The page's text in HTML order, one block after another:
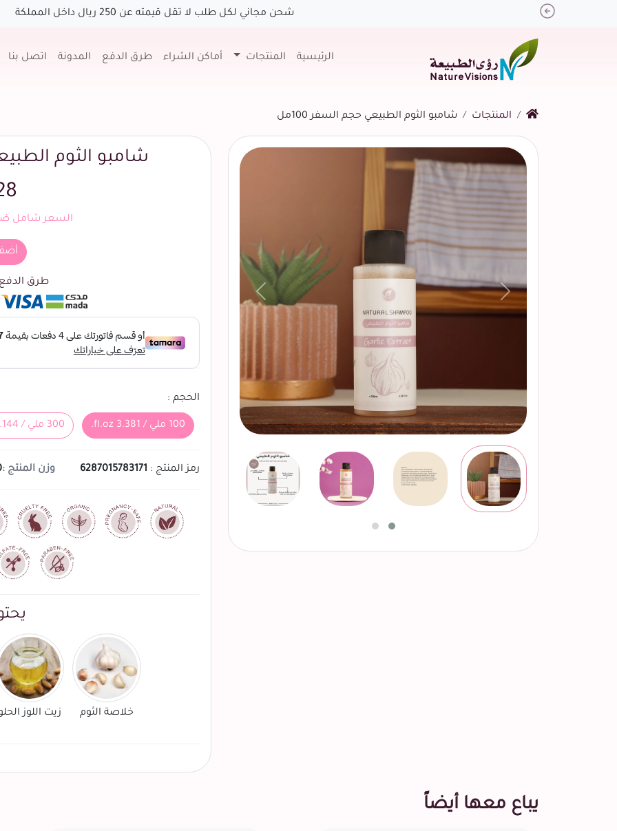
شحن مجاني لكل طلب لا تقل قيمته عن 250 ريال داخل المملكة
Previous
الرئيسية المنتجات أماكن الشراء طرق الدفع المدونة اتصل بنا
المنتجات شامبو الثوم الطبيعي حجم السفر 100مل
التالي السابق
شامبو الثوم
السعر شامل
طرق الدفع
الحجم :
100 ملي / 3.381 fl.oz. 300 ملي / 10.144 fl.oz.
رمز المنتج : 6287015783171 وزن المنتج :
خلاصة الثوم زيت اللوز
يباع معها أيضاً